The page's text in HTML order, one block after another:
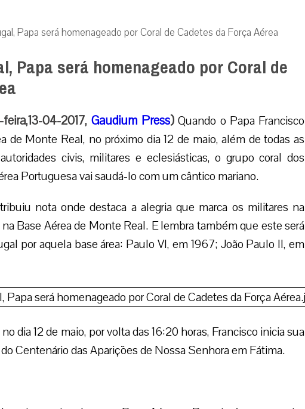
Papa será homenageado por Coral de Cadetes da Força Aérea
Papa será homenageado por Coral de
04-2017, Gaudium Press) Quando o Papa Francisco
de Monte Real, no próximo dia 12 de maio, além de todas as
civis, militares e eclesiásticas, o grupo coral dos
Portuguesa vai saudá-lo com um cântico mariano.
nota onde destaca a alegria que marca os militares na
Base Aérea de Monte Real. E lembra também que este será
por aquela base área: Paulo VI, em 1967; João Paulo II, em
dia 12 de maio, por volta das 16:20 horas, Francisco inicia sua
Centenário das Aparições de Nossa Senhora em Fátima.